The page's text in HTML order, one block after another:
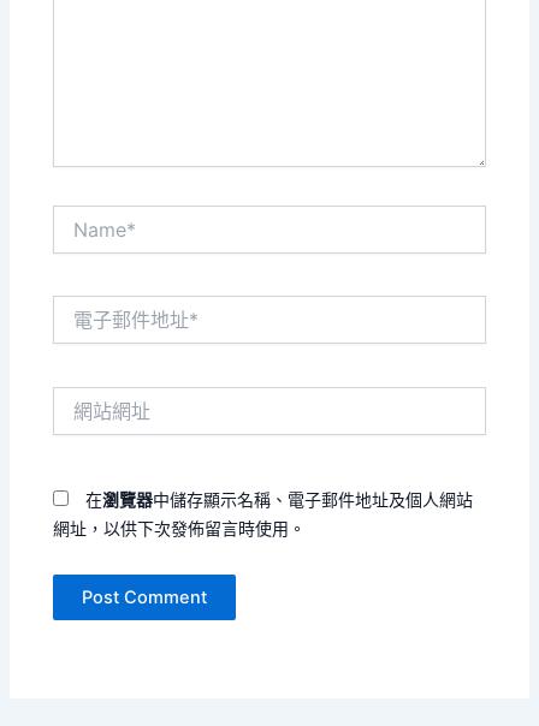
在瀏覽器中儲存顯示名稱、電子郵件地址及個人網站
網址，以供下次發佈留言時使用。